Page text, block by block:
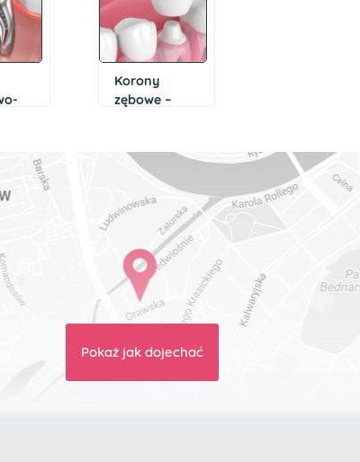
Korony
zębowe –
Pokaż jak dojechać